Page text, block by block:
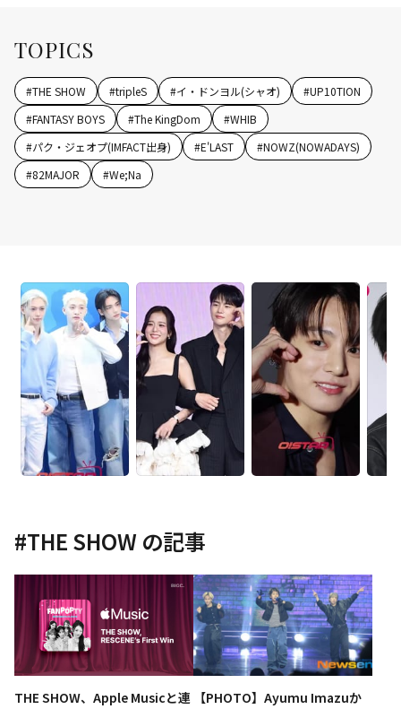
TOPICS
#THE SHOW #tripleS #イ・ドンヨル(シャオ) #UP10TION
#FANTASY BOYS #The KingDom #WHIB
#パク・ジェオプ(IMFACT出身) #E'LAST #NOWZ(NOWADAYS)
#82MAJOR #We;Na
#THE SHOW の記事
THE SHOW、Apple Musicと連
【PHOTO】Ayumu Imazuか